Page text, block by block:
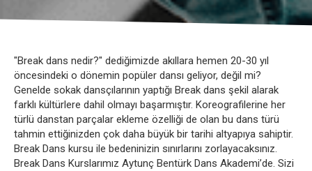
"Break dans nedir?" dediğimizde akıllara hemen 20-30 yıl
öncesindeki o dönemin popüler dansı geliyor, değil mi?
Genelde sokak dansçılarının yaptığı Break dans şekil alarak
farklı kültürlere dahil olmayı başarmıştır. Koreografilerine her
türlü danstan parçalar ekleme özelliği de olan bu dans türü
tahmin ettiğinizden çok daha büyük bir tarihi altyapıya sahiptir.
Break Dans kursu ile bedeninizin sınırlarını zorlayacaksınız.
Break Dans Kurslarımız Aytunç Bentürk Dans Akademi’de. Sizi